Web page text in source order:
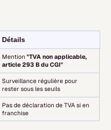
Détails
Mention"TVA non applicable,
article 293 B du CGI"
Surveillance régulière pour
rester sous les seuils
Pas de déclaration de TVA si en
franchise